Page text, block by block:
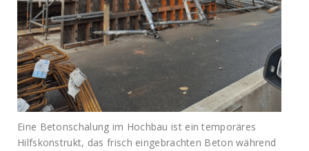
Eine Betonschalung im Hochbau ist ein temporäres
Hilfskonstrukt, das frisch eingebrachten Beton während